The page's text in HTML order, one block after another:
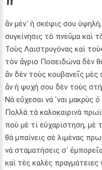
ἂν μέν᾿ ἡ σκέψις σου
συγκίνησις τὸ πνεῦμα καὶ
Τοὺς Λαιστρυγόνας καὶ
τὸν ἄγριο Ποσειδώνα δὲν
ἂν δὲν τοὺς κουβανεῖς μὲς
ἂν ἡ ψυχή σου δὲν τοὺς
Νὰ εὔχεσαι νά ῾ναι μακρὺς
Πολλὰ τὰ καλοκαιρινὰ
ποὺ μὲ τί εὐχαρίστηση, μὲ
θὰ μπαίνεις σὲ λιμένας
νὰ σταματήσεις σ᾿
καὶ τὲς καλὲς πραγμάτειες